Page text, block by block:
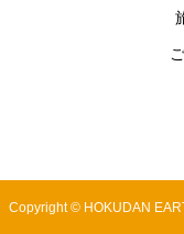
Copyright © HOKUDAN